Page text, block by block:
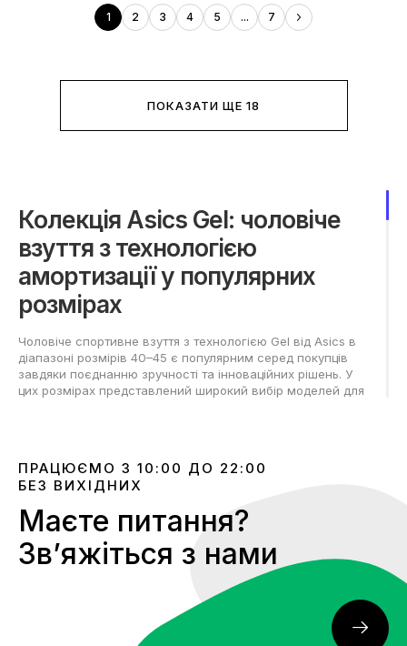
1 2 3 4 5 ... 7
ПОКАЗАТИ ЩЕ 18
Колекція Asics Gel: чоловіче
взуття з технологією
амортизації у популярних
розмірах
Чоловіче спортивне взуття з технологією Gel від Asics в
діапазоні розмірів 40–45 є популярним серед покупців
завдяки поєднанню зручності та інноваційних рішень. У
цих розмірах представлений широкий вибір моделей для
життя.
Рекомендації щодо вибору
Asics Gel 40-45 розмірів для
чоловіків
Оптимальний підбір взуття Asics Gel потрібного розміру
починається з виміру обох стоп у вечірній час, коли їх
обсяг збільшений; орієнтуватися варто на велику ногу.
ПРАЦЮЄМО З 10:00 ДО 22:00
БЕЗ ВИХІДНИХ
Маєте питання?
Звʼяжіться з нами